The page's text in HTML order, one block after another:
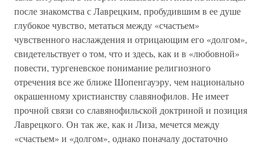
после знакомства с Лаврецким, пробудившим в ее душе
глубокое чувство, метаться между «счастьем»
чувственного наслаждения и отрицающим его «долгом»,
свидетельствует о том, что и здесь, как и в «любовной»
повести, тургеневское понимание религиозного
отречения все же ближе Шопенгауэру, чем национально
окрашенному христианству славянофилов. Не имеет
прочной связи со славянофильской доктриной и позиция
Лаврецкого. Он так же, как и Лиза, мечется между
«счастьем» и «долгом», однако поначалу достаточно